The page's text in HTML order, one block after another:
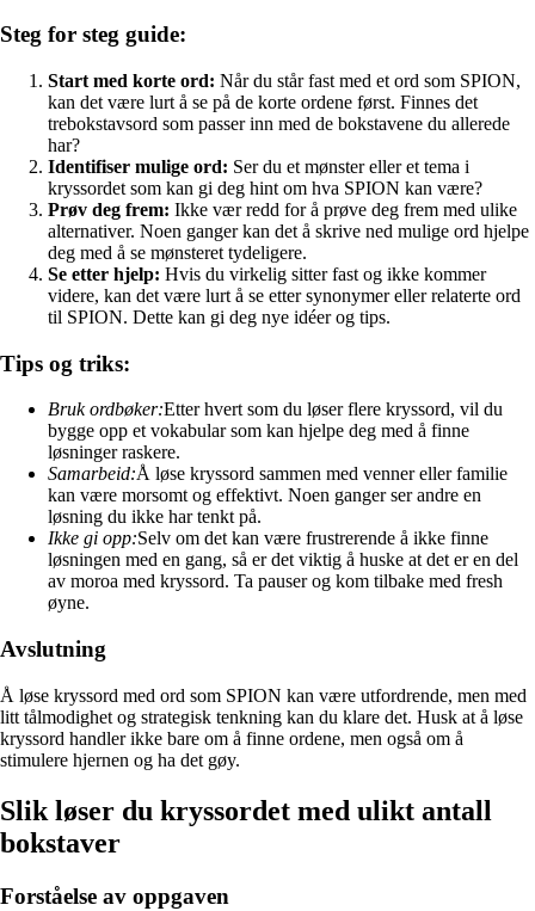
Steg for steg guide:
Start med korte ord: Når du står fast med et ord som SPION,
kan det være lurt å se på de korte ordene først. Finnes det
trebokstavsord som passer inn med de bokstavene du allerede
har?
Identifiser mulige ord: Ser du et mønster eller et tema i
kryssordet som kan gi deg hint om hva SPION kan være?
Prøv deg frem: Ikke vær redd for å prøve deg frem med ulike
alternativer. Noen ganger kan det å skrive ned mulige ord hjelpe
deg med å se mønsteret tydeligere.
Se etter hjelp: Hvis du virkelig sitter fast og ikke kommer
videre, kan det være lurt å se etter synonymer eller relaterte ord
til SPION. Dette kan gi deg nye idéer og tips.
Tips og triks:
Bruk ordbøker:Etter hvert som du løser flere kryssord, vil du
bygge opp et vokabular som kan hjelpe deg med å finne
løsninger raskere.
Samarbeid:Å løse kryssord sammen med venner eller familie
kan være morsomt og effektivt. Noen ganger ser andre en
løsning du ikke har tenkt på.
Ikke gi opp:Selv om det kan være frustrerende å ikke finne
løsningen med en gang, så er det viktig å huske at det er en del
av moroa med kryssord. Ta pauser og kom tilbake med fresh
øyne.
Avslutning
Å løse kryssord med ord som SPION kan være utfordrende, men med
litt tålmodighet og strategisk tenkning kan du klare det. Husk at å løse
kryssord handler ikke bare om å finne ordene, men også om å
stimulere hjernen og ha det gøy.
Slik løser du kryssordet med ulikt antall
bokstaver
Forståelse av oppgaven